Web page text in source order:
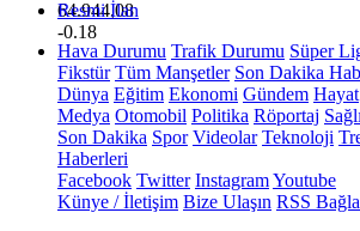
64.944,08
-0.18
Resmi İlan
Hava Durumu Trafik Durumu Süper
Fikstür Tüm Manşetler Son Dakika
Dünya Eğitim Ekonomi Gündem Hayat
Medya Otomobil Politika Röportaj
Son Dakika Spor Videolar Teknoloji
Haberleri
Facebook Twitter InstagramYoutube
Künye / İletişim Bize Ulaşın RSS